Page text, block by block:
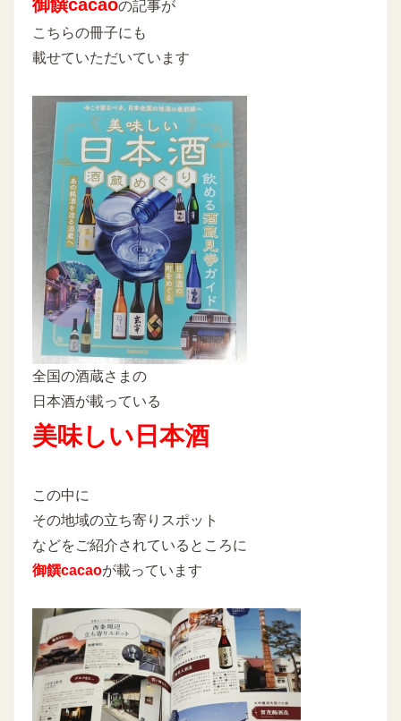
御饌cacaoの記事が
こちらの冊子にも
載せていただいています
全国の酒蔵さまの
日本酒が載っている
美味しい日本酒
この中に
その地域の立ち寄りスポット
などをご紹介されているところに
御饌cacaoが載っています